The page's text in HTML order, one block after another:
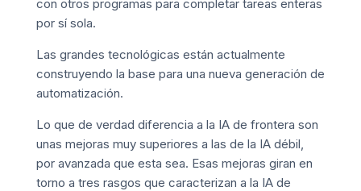
con otros programas para completar tareas enteras
por sí sola.
Las grandes tecnológicas están actualmente
construyendo la base para una nueva generación de
automatización.
Lo que de verdad diferencia a la IA de frontera son
unas mejoras muy superiores a las de la IA débil,
por avanzada que esta sea. Esas mejoras giran en
torno a tres rasgos que caracterizan a la IA de